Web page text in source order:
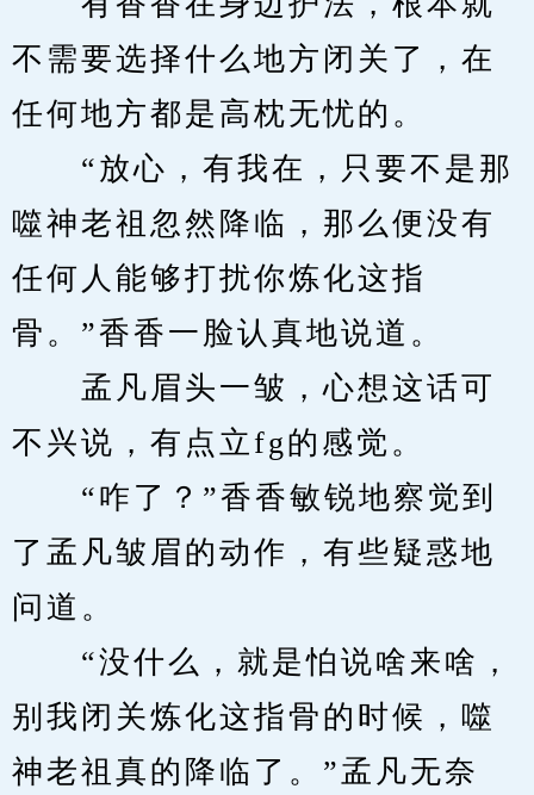
不需要选择什么地方闭关了，在
任何地方都是高枕无忧的。
“放心，有我在，只要不是那
噬神老祖忽然降临，那么便没有
任何人能够打扰你炼化这指
骨。”香香一脸认真地说道。
孟凡眉头一皱，心想这话可
不兴说，有点立fg的感觉。
“咋了？”香香敏锐地察觉到
了孟凡皱眉的动作，有些疑惑地
问道。
“没什么，就是怕说啥来啥，
别我闭关炼化这指骨的时候，噬
神老祖真的降临了。”孟凡无奈